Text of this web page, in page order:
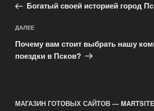
записям
запись:
Богатый своей историей город
Следующая
запись
ДАЛЕЕ
Почему вам стоит выбрать нашу
поездки в Псков?
МАГАЗИН ГОТОВЫХ САЙТОВ —